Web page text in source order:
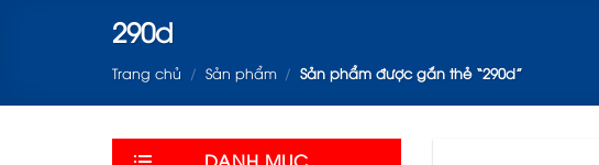
290d
Trang chủ / Sản phẩm / Sản phẩm được gắn thẻ “290d”